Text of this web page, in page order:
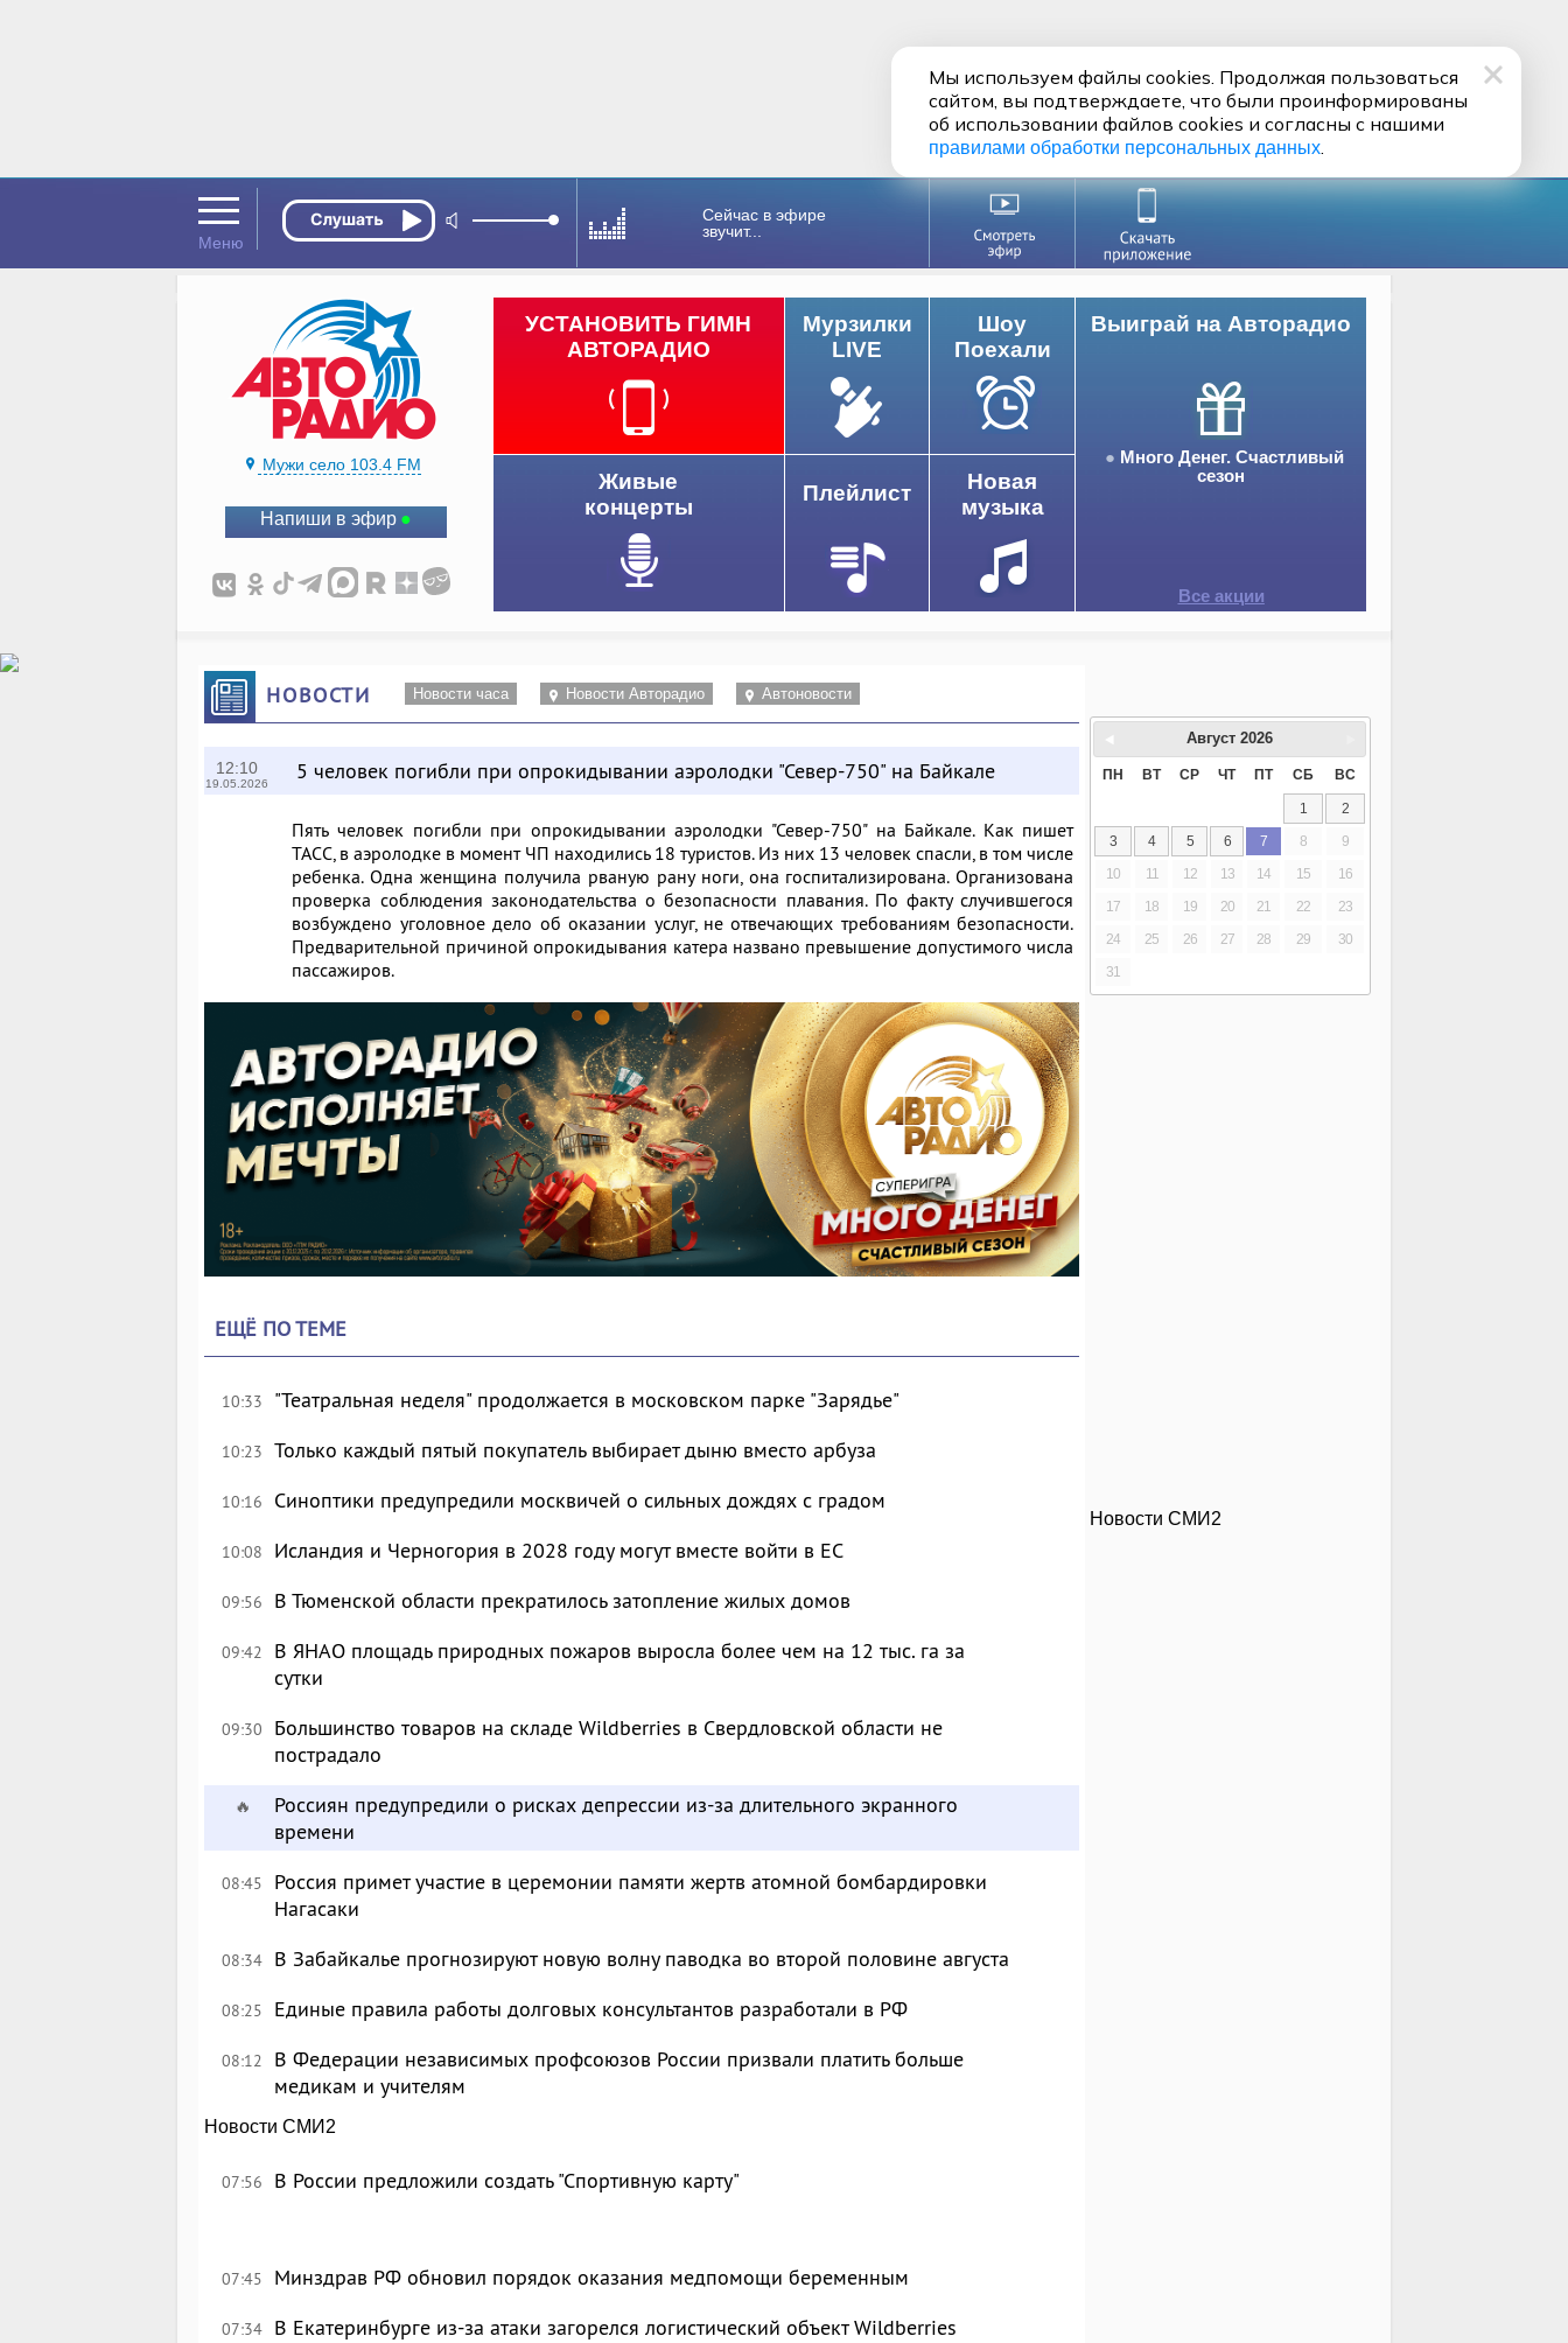
Сейчас в эфире
звучит...
Мужи село 103.4 FM
Напиши в эфир
Выиграй на Авторадио
Много Денег. Счастливый
сезон
Все акции
УСТАНОВИТЬ ГИМН
АВТОРАДИО
Мурзилки
LIVE
Шоу
Поехали
Живые
концерты
Плейлист
Новая
музыка
НОВОСТИ Новости часа Новости Авторадио Автоновости
12:10
19.05.2026 5 человек погибли при опрокидывании аэролодки "Север-750" на Байкале
Пять человек погибли при опрокидывании аэролодки "Север-750" на Байкале. Как пишет
ТАСС, в аэролодке в момент ЧП находились 18 туристов. Из них 13 человек спасли, в том числе
ребенка. Одна женщина получила рваную рану ноги, она госпитализирована. Организована
проверка соблюдения законодательства о безопасности плавания. По факту случившегося
возбуждено уголовное дело об оказании услуг, не отвечающих требованиям безопасности.
Предварительной причиной опрокидывания катера названо превышение допустимого числа
пассажиров.
ЕЩЁ ПО ТЕМЕ
10:33 "Театральная неделя" продолжается в московском парке "Зарядье"
10:23 Только каждый пятый покупатель выбирает дыню вместо арбуза
10:16 Синоптики предупредили москвичей о сильных дождях с градом
10:08 Исландия и Черногория в 2028 году могут вместе войти в ЕС
09:56 В Тюменской области прекратилось затопление жилых домов
09:42
В ЯНАО площадь природных пожаров выросла более чем на 12 тыс. га за
сутки
09:30
Большинство товаров на складе Wildberries в Свердловской области не
пострадало
🔥
Россиян предупредили о рисках депрессии из-за длительного экранного
времени
08:45
Россия примет участие в церемонии памяти жертв атомной бомбардировки
Нагасаки
08:34 В Забайкалье прогнозируют новую волну паводка во второй половине августа
08:25 Единые правила работы долговых консультантов разработали в РФ
08:12
В Федерации независимых профсоюзов России призвали платить больше
медикам и учителям
Новости СМИ2
07:56 В России предложили создать "Спортивную карту"
07:45 Минздрав РФ обновил порядок оказания медпомощи беременным
07:34 В Екатеринбурге из-за атаки загорелся логистический объект Wildberries
Август 2026
ПН ВТ СР ЧТ ПТ СБ ВС
1
2
3
4 5 6 7 8
9
10
11 12 13 14 15
16
17
18 19 20 21 22
23
24
25 26 27 28 29
30
31
Новости СМИ2
Мы используем файлы cookies. Продолжая пользоваться
сайтом, вы подтверждаете, что были проинформированы
об использовании файлов cookies и согласны с нашими
правилами обработки персональных данных.